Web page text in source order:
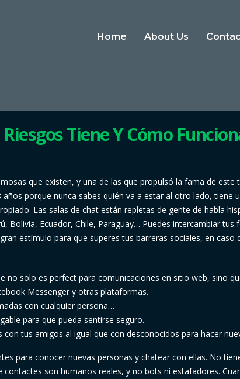
Home About Us
Tiene Y Cómo
que existen, y una de las que propulsó la fama de este
porque nunca sabes quién va a estar al otro lado, tiene
Las salas de chat están repletas de gente de habla
Bolivia, Ecuador, Chile, Paraguay… Puedes intercambiar tus
estímulo para que superes tus barreras sociales, en caso
no solo es perfect para comunicaciones en sitio web, sino
Messenger y otras plataformas.
con cualquier persona…
para que pueda sentirse seguro.
tus amigos al igual que con desconocidos para hacer
para conocer nuevas personas y chatear con ellas. No
son humanos reales, y no bots ni estafadores.